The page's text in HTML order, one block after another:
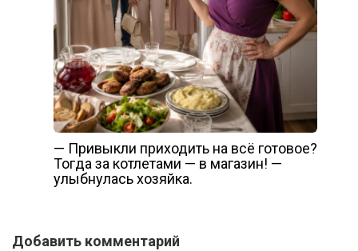
— Привыкли приходить на всё готовое?
Тогда за котлетами — в магазин! —
улыбнулась хозяйка.
Добавить комментарий